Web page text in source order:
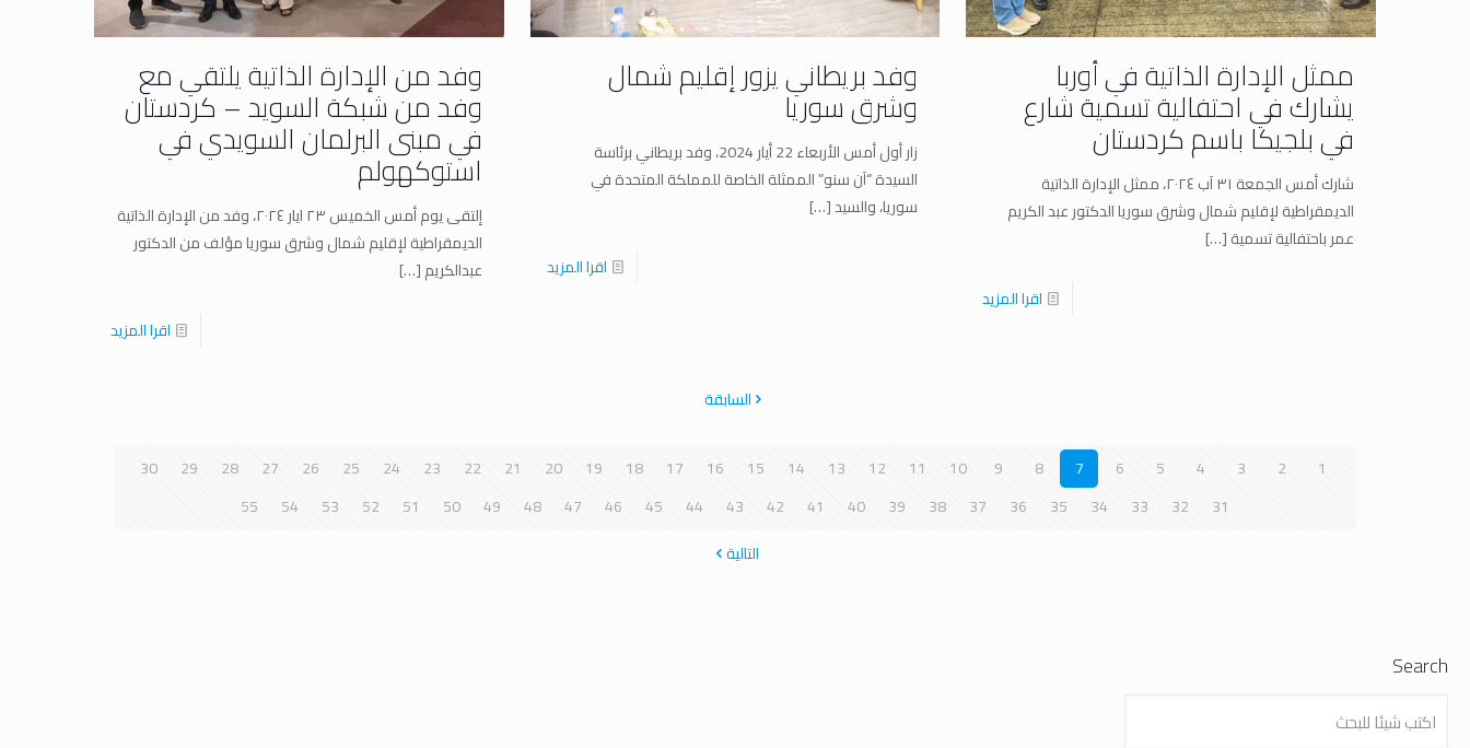
ممثل الإدارة الذاتية في أوربا
يشارك في احتفالية تسمية شارع
في بلجيكا باسم كردستان
شارك أمس الجمعة ٣١ آب ٢٠٢٤، ممثل الإدارة الذاتية
الديمقراطية لإقليم شمال وشرق سوريا الدكتور عبد الكريم
عمر باحتفالية تسمية[…]
اقرا المزيد
وفد بريطاني يزور إقليم شمال
وشرق سوريا
زار أول أمس الأربعاء 22 أيار 2024، وفد بريطاني برئاسة
السيدة “آن سنو” الممثلة الخاصة للمملكة المتحدة في
سوريا، والسيد[…]
اقرا المزيد
وفد من الإدارة الذاتية يلتقي مع
وفد من شبكة السويد – كردستان
في مبنى البرلمان السويدي في
استوكهولم
إلتقى يوم أمس الخميس ٢٣ ايار ٢٠٢٤، وفد من الإدارة الذاتية
الديمقراطية لإقليم شمال وشرق سوريا مؤلف من الدكتور
عبدالكريم[…]
اقرا المزيد
السابقة
1
2
3
4
5
6
7
8
9
10
11
12
13
14
15
16
17
18
19
20
21
22
23
24
25
26
27
28
29
30
31
32
33
34
35
36
37
38
39
40
41
42
43
44
45
46
47
48
49
50
51
52
53
54
55
التالية
Search